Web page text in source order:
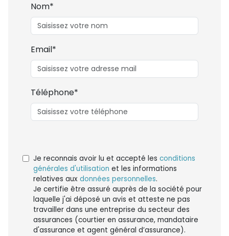
Nom*
Email*
Téléphone*
Je reconnais avoir lu et accepté les conditions
générales d'utilisation et les informations
relatives aux données personnelles.
Je certifie être assuré auprès de la société pour
laquelle j'ai déposé un avis et atteste ne pas
travailler dans une entreprise du secteur des
assurances (courtier en assurance, mandataire
d'assurance et agent général d’assurance).